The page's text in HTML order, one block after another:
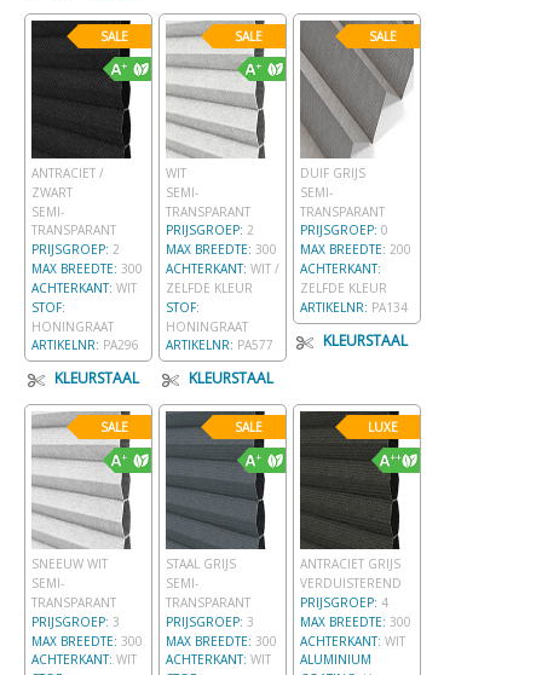
SALE
ANTRACIET /
ZWART
SEMI-
TRANSPARANT
PRIJSGROEP: 2
MAX BREEDTE: 300
ACHTERKANT: WIT
STOF:
HONINGRAAT
ARTIKELNR: PA296
KLEURSTAAL
SALE
WIT
SEMI-
TRANSPARANT
PRIJSGROEP: 2
MAX BREEDTE: 300
ACHTERKANT: WIT /
ZELFDE KLEUR
STOF:
HONINGRAAT
ARTIKELNR: PA577
KLEURSTAAL
SALE
DUIF GRIJS
SEMI-
TRANSPARANT
PRIJSGROEP: 0
MAX BREEDTE: 200
ACHTERKANT:
ZELFDE KLEUR
ARTIKELNR: PA134
KLEURSTAAL
SALE
SNEEUW WIT
SEMI-
TRANSPARANT
PRIJSGROEP: 3
MAX BREEDTE: 300
ACHTERKANT: WIT
SALE
STAAL GRIJS
SEMI-
TRANSPARANT
PRIJSGROEP: 3
MAX BREEDTE: 300
ACHTERKANT: WIT
LUXE
ANTRACIET GRIJS
VERDUISTEREND
PRIJSGROEP: 4
MAX BREEDTE: 300
ACHTERKANT: WIT
ALUMINIUM